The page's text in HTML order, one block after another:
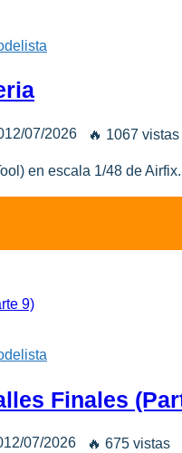
12/07/2026 🔥 1067 vistas
en escala 1/48 de
Finales
12/07/2026 🔥 675 vistas